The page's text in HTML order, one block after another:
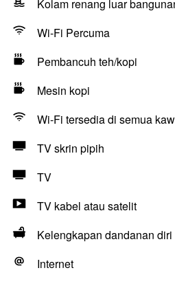
Kolam renang luar
Wi-Fi Percuma
Pembancuh teh/kopi
Mesin kopi
Wi-Fi tersedia di semua
TV skrin pipih
TV
TV kabel atau satelit
Kelengkapan dandanan
Internet